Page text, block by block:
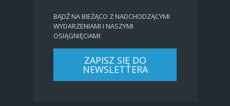
BĄDŹ NA BIEŻĄCO Z NADCHODZĄCYMI
WYDARZENIAMI I NASZYMI
OSIĄGNIĘCIAMI:
ZAPISZ SIĘ DO
NEWSLETTERA